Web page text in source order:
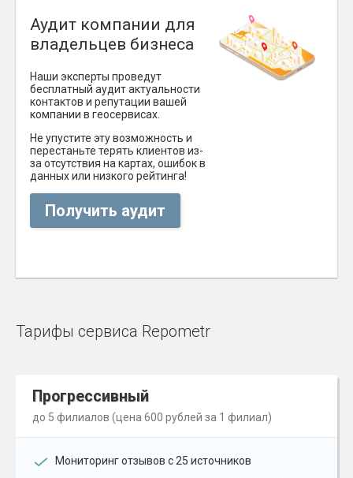
Аудит компании для
владельцев бизнеса
Наши эксперты проведут
бесплатный аудит актуальности
контактов и репутации вашей
компании в геосервисах.
Не упустите эту возможность и
перестаньте терять клиентов из-
за отсутствия на картах, ошибок в
данных или низкого рейтинга!
Получить аудит
Тарифы сервиса Repometr
Прогрессивный
до 5 филиалов (цена 600 рублей за 1 филиал)
Мониторинг отзывов с 25 источников